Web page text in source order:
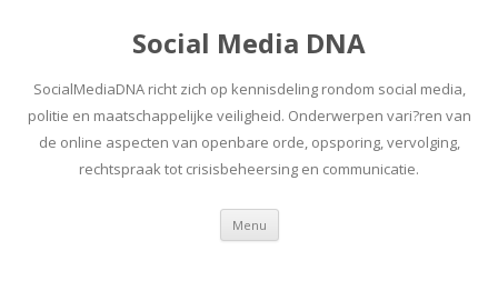
Social Media DNA
SocialMediaDNA richt zich op kennisdeling rondom social media,
politie en maatschappelijke veiligheid. Onderwerpen vari?ren van
de online aspecten van openbare orde, opsporing, vervolging,
rechtspraak tot crisisbeheersing en communicatie.
Menu Spring
inhoud